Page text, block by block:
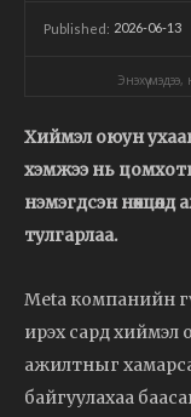
Published: 2026-06-13
Энэхүү
Хиймэл оюун
хэмжээ нь
нэмэгдсэн
тулгарлаа.
Meta компанийн
ирэх сард хиймэл
ажилтныг
байгуулахаа